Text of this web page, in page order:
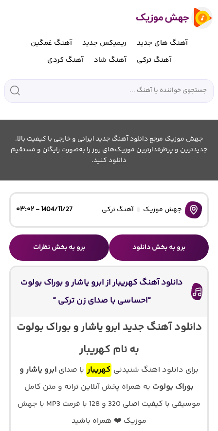
آهنگ های جدید ریمیکس جدید
آهنگ غمگین
آهنگ ترکی
آهنگ شاد آهنگ کردی
جهش موزیک مرجع دانلود آهنگ جدید ایرانی و خارجی با کیفیت بالا.
جدیدترین و پرطرفدارترین موزیک‌های روز را به‌صورت رایگان و مستقیم
دانلود کنید.
جهش موزیک آهنگ ترکی 1404/11/27 - ۰۳:۰۲
برو به بخش دانلود برو به بخش نظرات
دانلود آهنگ کهریبار از ابرو یاشار و بوراک بولوت
“احساسی با صدای زن ترکی “
دانلود آهنگ جدید ابرو یاشار و بوراک بولوت
به نام کهریبار
برای دانلود اهنگ شنیدنی کهریبار با صدای ابرو یاشار و
بوراک بولوت به همراه پخش آنلاین ترانه و متن کامل
موسیقی با کیفیت اصلی 320 و 128 با فرمت MP3 با جهش
موزیک ❤️ همراه باشید